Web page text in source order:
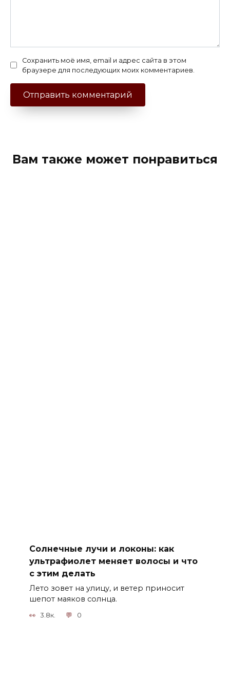
Сохранить моё имя, email и адрес сайта в этом
браузере для последующих моих комментариев.
Вам также может понравиться
Солнечные лучи и локоны: как
ультрафиолет меняет волосы и что
с этим делать
Лето зовет на улицу, и ветер приносит
шепот маяков солнца.
3.8к. 0